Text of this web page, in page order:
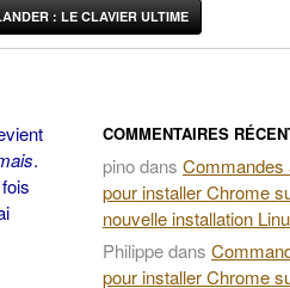
: LE CLAVIER ULTIME
.
COMMENTAIRES
pinodans Commandes
pour installer Chrome
nouvelle installation
Philippedans
pour installer Chrome